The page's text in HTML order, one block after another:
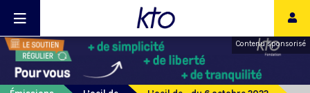
Contenu sponsorisé